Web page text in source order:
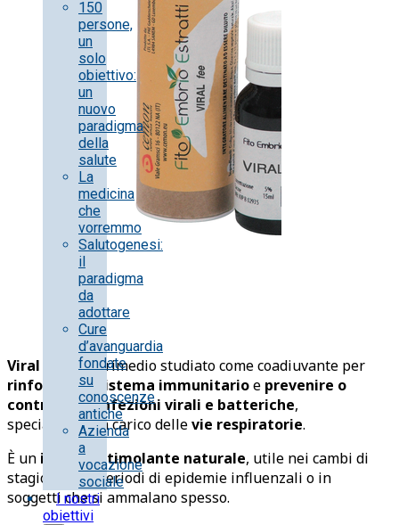
150
persone,
un
solo
obiettivo:
un
nuovo
paradigma
della
salute
La
medicina
che
vorremmo
Salutogenesi:
il
paradigma
da
adottare
Cure
d’avanguardia
fondate
su
conoscenze
antiche
Azienda
a
vocazione
sociale
I nostri
obiettivi
Viral Fee
è un rimedio studiato come coadiuvante per
rinforzare il sistema immunitarioe prevenire o
contrastare infezioni virali e batteriche,
specialmente a carico dellevie respiratorie.
È un immunostimolante naturale, utile nei cambi di
stagione, nei periodi di epidemie influenzali o in
soggetti che si ammalano spesso.